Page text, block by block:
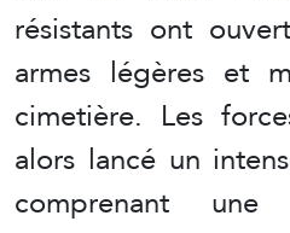
résistants ont
armes légères et
cimetière. Les
alors lancé un
comprenant